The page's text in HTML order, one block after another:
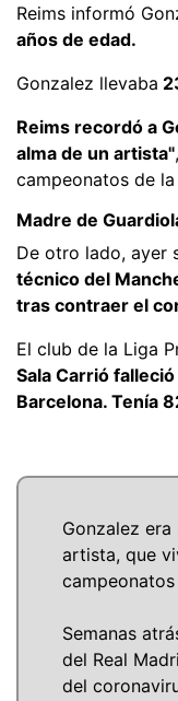
Reims informó
años de edad.
Gonzalez llevaba
Reims recordó a
alma de un artista"
campeonatos de
Madre de
De otro lado, ayer
técnico del
tras contraer el
El club de la Liga
Sala Carrió
Barcelona. Tenía
Gonzalez
artista, que
Semanas
del Real
del